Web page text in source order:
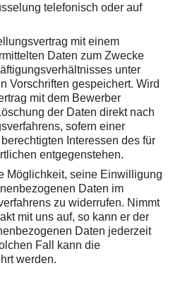
telefonisch oder auf
mit einem
Daten zum Zwecke
unter
Vorschriften gespeichert. Wird
mit dem Bewerber
der Daten direkt nach
sofern einer
Interessen des für
entgegenstehen.
Möglichkeit, seine Einwilligung
Daten im
zu widerrufen. Nimmt
mit uns auf, so kann er der
Daten jederzeit
Fall kann die
werden.